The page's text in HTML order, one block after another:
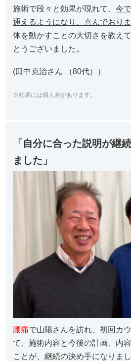
施術で段々と効果が現れて、 今
通えるようになり、喜んでおりま
体を動かすことの大切さを教え
とうございました。
(田中克治さん （80代））
※効果には個人差があります。
「自分に合った説明が継
ました」
腰痛で山陽さんを訪れ、初回カ
て、施術内容と今後の計画、内
ことが、継続の決め手になりま